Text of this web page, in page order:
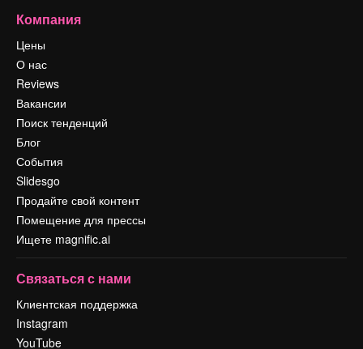
Компания
Цены
О нас
Reviews
Вакансии
Поиск тенденций
Блог
События
Slidesgo
Продайте свой контент
Помещение для прессы
Ищете magnific.ai
Связаться с нами
Клиентская поддержка
Instagram
YouTube